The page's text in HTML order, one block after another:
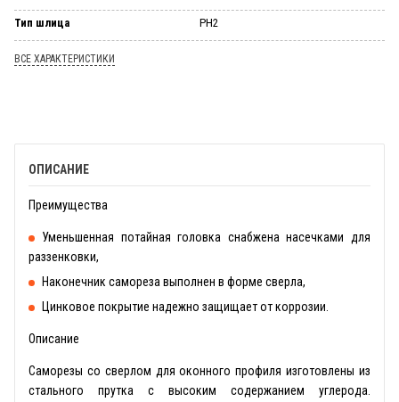
Тип шлица PH2
ВСЕ ХАРАКТЕРИСТИКИ
ОПИСАНИЕ
Преимущества
Уменьшенная потайная головка снабжена насечками для
раззенковки,
Наконечник самореза выполнен в форме сверла,
Цинковое покрытие надежно защищает от коррозии.
Описание
Саморезы со сверлом для оконного профиля изготовлены из
стального прутка с высоким содержанием углерода.